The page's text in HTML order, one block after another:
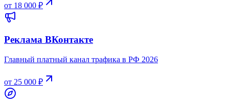
от 18 000 ₽
Реклама ВКонтакте
Главный платный канал трафика в РФ 2026
от 25 000 ₽